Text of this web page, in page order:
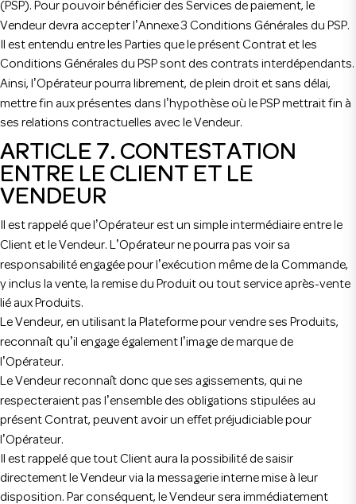
(PSP). Pour pouvoir bénéficier des Services de paiement, le
Vendeur devra accepter l ’Annexe 3 Conditions Générales du PSP.
Il est entendu entre les Parties que le présent Contrat et les
Conditions Générales du PSP sont des contrats interdépendants.
Ainsi, l ’Opérateur pourra librement, de plein droit et sans délai,
mettre fin aux présentes dans l ’hypothèse où le PSP mettrait fin à
ses relations contractuelles avec le Vendeur.
ARTICLE 7. CONTESTATION
ENTRE LE CLIENT ET LE
VENDEUR
Il est rappelé que l ’Opérateur est un simple intermédiaire entre le
Client et le Vendeur. L’Opérateur ne pourra pas voir sa
responsabilité engagée pour l ’exécution même de la Commande,
y inclus la vente, la remise du Produit ou tout service après-vente
lié aux Produits.
Le Vendeur, en utilisant la Plateforme pour vendre ses Produits,
reconnaît qu’il engage également l ’image de marque de
’Opérateur.
Le Vendeur reconnaît donc que ses agissements, qui ne
respecteraient pas l ’ensemble des obligations stipulées au
présent Contrat, peuvent avoir un effet préjudiciable pour
’Opérateur.
Il est rappelé que tout Client aura la possibilité de saisir
directement le Vendeur via la messagerie interne mise à leur
disposition. Par conséquent, le Vendeur sera immédiatement